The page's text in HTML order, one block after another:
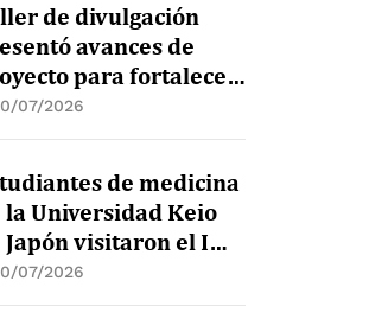
de divulgación
avances de
para fortalecer
de
febriles
07/2026
de medicina
la Universidad Keio
Japón visitaron el IMT
para conocer sus
de investigación
07/2026